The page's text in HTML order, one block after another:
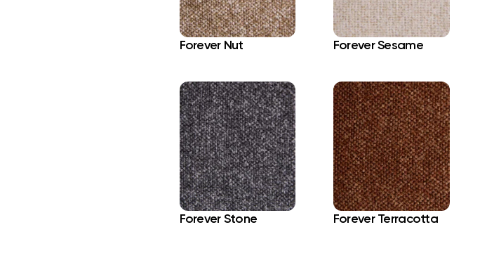
Forever Nut Forever Sesame
Forever Stone Forever Terracotta